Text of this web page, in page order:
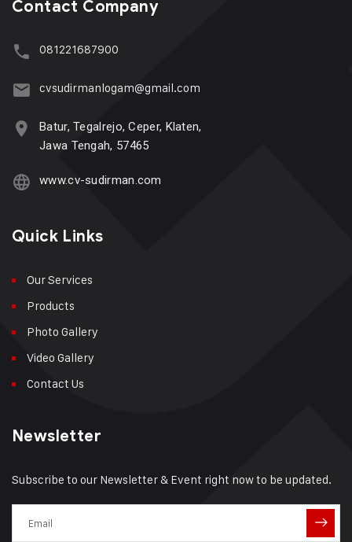
Contact Company
081221687900
cvsudirmanlogam@gmail.com
Batur, Tegalrejo, Ceper, Klaten,
Jawa Tengah, 57465
www.cv-sudirman.com
Quick Links
Our Services
Products
Photo Gallery
Video Gallery
Contact Us
Newsletter
Subscribe to our Newsletter & Event right now to be updated.